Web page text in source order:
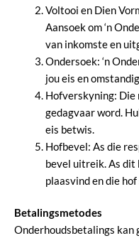
Voltooi en Dien
Aansoek om ‘n
van inkomste en
Ondersoek: ‘n
jou eis en
Hofverskyning: Die
gedagvaar word.
eis betwis.
Hofbevel: As die
bevel uitreik. As dit
plaasvind en die
Betalingsmetodes
Onderhoudsbetalings kan